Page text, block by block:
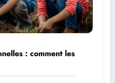
: comment les